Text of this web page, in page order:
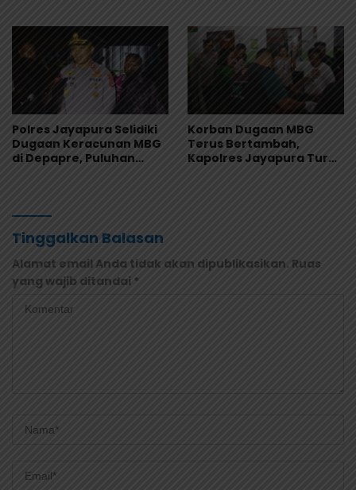
Polres Jayapura Selidiki
Dugaan Keracunan MBG
di Depapre, Puluhan
Korban Dugaan MBG
Terus Bertambah,
Kapolres Jayapura Turun
Tinggalkan Balasan
Alamat email Anda tidak akan dipublikasikan. Ruas
yang wajib ditandai *